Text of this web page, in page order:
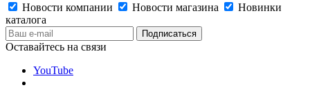
Новости компании
Новости магазина
Новинки
каталога
Оставайтесь на связи
YouTube